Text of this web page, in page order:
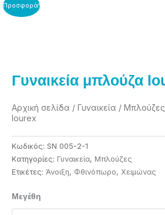
Προσφορά!
Γυναικεία μπλούζα
Αρχική σελίδα / Γυναικεία / Μπλούζες
lourex
Κωδικός: SN 005-2-1
Κατηγορίες: Γυναικεία, Μπλούζες
Ετικέτες: Άνοιξη, Φθινόπωρο, Χειμώνας
Μεγέθη
Γυναικεία
μπλούζα